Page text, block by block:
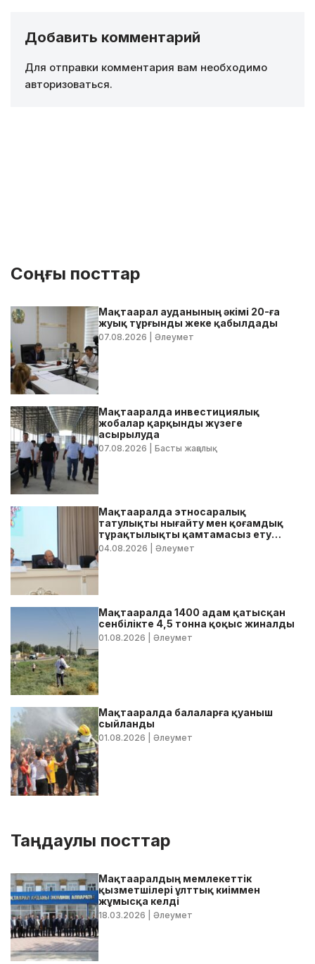
Добавить комментарий
Для отправки комментария вам необходимо
авторизоваться.
Соңғы посттар
Мақтаарал ауданының әкімі 20-ға
жуық тұрғынды жеке қабылдады
07.08.2026 | Әлеумет
Мақтааралда инвестициялық
жобалар қарқынды жүзеге
асырылуда
07.08.2026 | Басты жаңалық
Мақтааралда этносаралық
татулықты нығайту мен қоғамдық
тұрақтылықты қамтамасыз ету
бойынша жедел кеңес өтті
04.08.2026 | Әлеумет
Мақтааралда 1400 адам қатысқан
сенбілікте 4,5 тонна қоқыс жиналды
01.08.2026 | Әлеумет
Мақтааралда балаларға қуаныш
сыйланды
01.08.2026 | Әлеумет
Таңдаулы посттар
Мақтааралдың мемлекеттік
қызметшілері ұлттық киіммен
жұмысқа келді
18.03.2026 | Әлеумет